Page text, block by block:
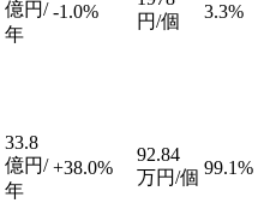
億円/
年
-1.0%
円/個
3.3%
33.8
億円/
年
+38.0%
92.84
万円/個 99.1%